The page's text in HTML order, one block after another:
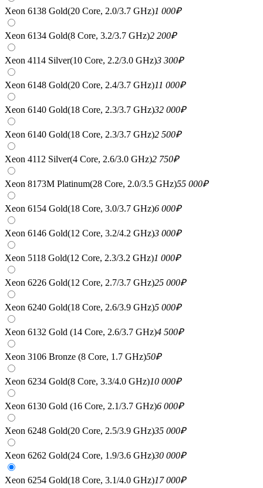
Xeon 6138 Gold(20 Core, 2.0/3.7 GHz)1 000₽
Xeon 6134 Gold(8 Core, 3.2/3.7 GHz)2 200₽
Xeon 4114 Silver(10 Core, 2.2/3.0 GHz)3 300₽
Xeon 6148 Gold(20 Core, 2.4/3.7 GHz)11 000₽
Xeon 6140 Gold(18 Core, 2.3/3.7 GHz)32 000₽
Xeon 6140 Gold(18 Core, 2.3/3.7 GHz)2 500₽
Xeon 4112 Silver(4 Core, 2.6/3.0 GHz)2 750₽
Xeon 8173M Platinum(28 Core, 2.0/3.5 GHz)55 000₽
Xeon 6154 Gold(18 Core, 3.0/3.7 GHz)6 000₽
Xeon 6146 Gold(12 Core, 3.2/4.2 GHz)3 000₽
Xeon 5118 Gold(12 Core, 2.3/3.2 GHz)1 000₽
Xeon 6226 Gold(12 Core, 2.7/3.7 GHz)25 000₽
Xeon 6240 Gold(18 Core, 2.6/3.9 GHz)5 000₽
Xeon 6132 Gold (14 Core, 2.6/3.7 GHz)4 500₽
Xeon 3106 Bronze (8 Core, 1.7 GHz)50₽
Xeon 6234 Gold(8 Core, 3.3/4.0 GHz)10 000₽
Xeon 6130 Gold (16 Core, 2.1/3.7 GHz)6 000₽
Xeon 6248 Gold(20 Core, 2.5/3.9 GHz)35 000₽
Xeon 6262 Gold(24 Core, 1.9/3.6 GHz)30 000₽
Xeon 6254 Gold(18 Core, 3.1/4.0 GHz)17 000₽